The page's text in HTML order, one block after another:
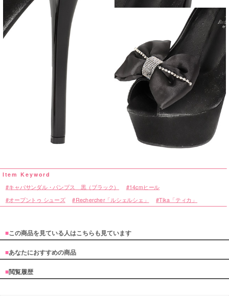
キャバサンダル・パンプス 黒（ブラック） 14cmヒール
オープントゥ シューズ Rechercher「ルシェルシェ」 Tika「ティカ」
■この商品を見ている人はこちらも見ています
■あなたにおすすめの商品
■閲覧履歴